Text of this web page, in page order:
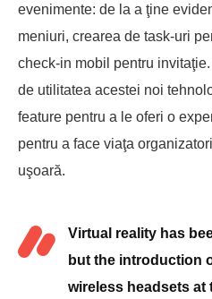
evenimente: de la a ţine
meniuri, crearea de task-uri
check-in mobil pentru
de utilitatea acestei noi
feature pentru a le oferi o
pentru a face viaţa
uşoară.
Virtual reality has
but the introduction
wireless headsets at